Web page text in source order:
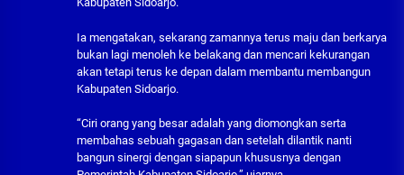
Ia mengatakan, sekarang zamannya terus maju dan berkarya
bukan lagi menoleh ke belakang dan mencari kekurangan
akan tetapi terus ke depan dalam membantu membangun
Kabupaten Sidoarjo.
“Ciri orang yang besar adalah yang diomongkan serta
membahas sebuah gagasan dan setelah dilantik nanti
bangun sinergi dengan siapapun khususnya dengan